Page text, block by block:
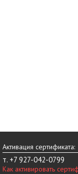
Активация сертификата:
т. +7 927-042-0799
Как активировать